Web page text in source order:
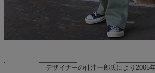
デザイナーの仲津一郎氏により2005